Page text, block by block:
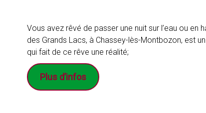
Vous avez rêvé de passer une nuit sur l’eau ou en
des Grands Lacs, à Chassey-lès-Montbozon, est
qui fait de ce rêve une réalité;
Plus d’infos